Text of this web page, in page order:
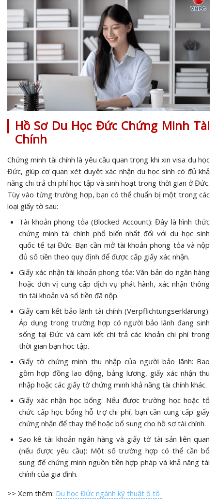
Hồ Sơ Du Học Đức Chứng Minh Tài
Chính
Chứng minh tài chính là yêu cầu quan trọng khi xin visa du học
Đức, giúp cơ quan xét duyệt xác nhận du học sinh có đủ khả
năng chi trả chi phí học tập và sinh hoạt trong thời gian ở Đức.
Tùy vào từng trường hợp, bạn có thể chuẩn bị một trong các
loại giấy tờ sau:
Tài khoản phong tỏa (Blocked Account): Đây là hình thức
chứng minh tài chính phổ biến nhất đối với du học sinh
quốc tế tại Đức. Bạn cần mở tài khoản phong tỏa và nộp
đủ số tiền theo quy định để được cấp giấy xác nhận.
Giấy xác nhận tài khoản phong tỏa: Văn bản do ngân hàng
hoặc đơn vị cung cấp dịch vụ phát hành, xác nhận thông
tin tài khoản và số tiền đã nộp.
Giấy cam kết bảo lãnh tài chính (Verpflichtungserklärung):
Áp dụng trong trường hợp có người bảo lãnh đang sinh
sống tại Đức và cam kết chi trả các khoản chi phí trong
thời gian bạn học tập.
Giấy tờ chứng minh thu nhập của người bảo lãnh: Bao
gồm hợp đồng lao động, bảng lương, giấy xác nhận thu
nhập hoặc các giấy tờ chứng minh khả năng tài chính khác.
Giấy xác nhận học bổng: Nếu được trường học hoặc tổ
chức cấp học bổng hỗ trợ chi phí, bạn cần cung cấp giấy
chứng nhận để thay thế hoặc bổ sung cho hồ sơ tài chính.
Sao kê tài khoản ngân hàng và giấy tờ tài sản liên quan
(nếu được yêu cầu): Một số trường hợp có thể cần bổ
sung để chứng minh nguồn tiền hợp pháp và khả năng tài
chính của gia đình.
>> Xem thêm: Du học Đức ngành kỹ thuật ô tô